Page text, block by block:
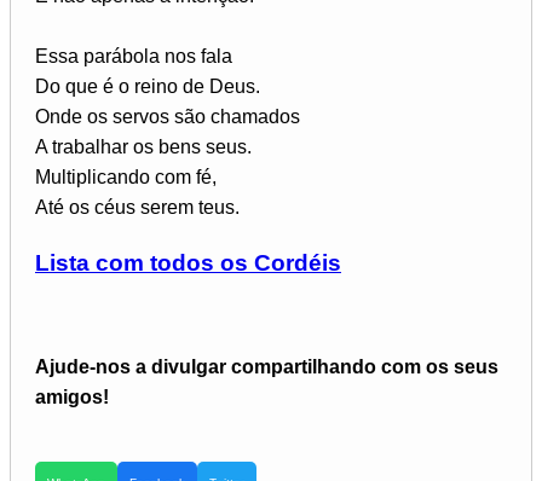
Essa parábola nos fala
Do que é o reino de Deus.
Onde os servos são chamados
A trabalhar os bens seus.
Multiplicando com fé,
Até os céus serem teus.
Lista com todos os Cordéis
Ajude-nos a divulgar compartilhando com os seus
amigos!